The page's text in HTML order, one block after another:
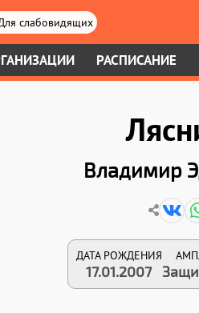
слабовидящих
РАСПИСАНИЕ
Владимир
ДАТА РОЖДЕНИЯ
17.01.2007